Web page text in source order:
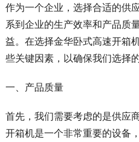
作为一个企业，选择合适的供
系到企业的生产效率和产品质
益。在选择金华卧式高速开箱
些关键因素，以确保我们选择
一、产品质量
首先，我们需要考虑的是供应
开箱机是一个非常重要的设备